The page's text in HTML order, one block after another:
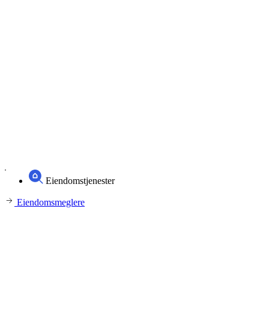
Eiendomstjenester
Eiendomsmeglere